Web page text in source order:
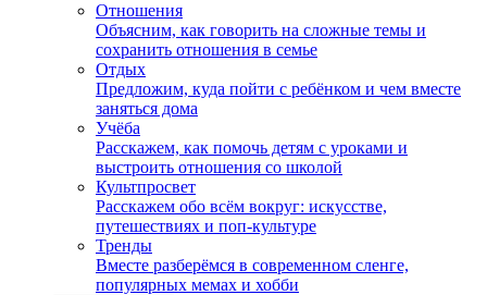
Отношения
Объясним, как говорить на сложные темы и
сохранить отношения в семье
Отдых
Предложим, куда пойти с ребёнком и чем вместе
заняться дома
Учёба
Расскажем, как помочь детям с уроками и
выстроить отношения со школой
Культпросвет
Расскажем обо всём вокруг: искусстве,
путешествиях и поп-культуре
Тренды
Вместе разберёмся в современном сленге,
популярных мемах и хобби